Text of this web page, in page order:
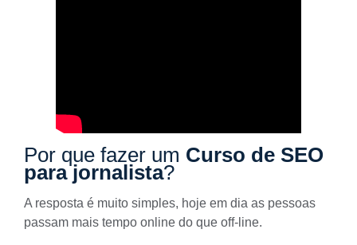
Por que fazer um Curso de SEO
para jornalista?
A resposta é muito simples, hoje em dia as pessoas
passam mais tempo online do que off-line.